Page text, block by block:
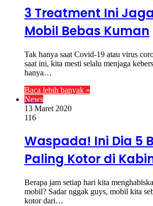
3 Treatment Ini
Mobil Bebas Kuman
Tak hanya saat Covid-19 atau virus
saat ini, kita mesti selalu menjaga
hanya…
Baca lebih banyak »
News
13 Maret 2020
116
Waspada! Ini Dia 5
Paling Kotor di
Berapa jam setiap hari kita
mobil? Sadar nggak guys, mobil kita
kotor dari…